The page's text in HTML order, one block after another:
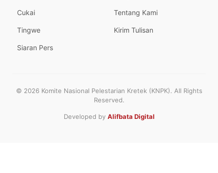
Cukai
Tingwe
Siaran Pers
Tentang Kami
Kirim Tulisan
© 2026 Komite Nasional Pelestarian Kretek (KNPK). All Rights
Reserved.
Developed by Alifbata Digital